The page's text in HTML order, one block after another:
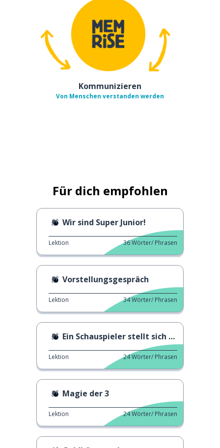
Kommunizieren
Von Menschen verstanden werden
Für dich empfohlen
Wir sind Super Junior!
Lektion 36Wörter/ Phrasen
Vorstellungsgespräch
Lektion 34Wörter/ Phrasen
Ein Schauspieler stellt sich vor
Lektion 24Wörter/ Phrasen
Magie der 3
Lektion 24Wörter/ Phrasen